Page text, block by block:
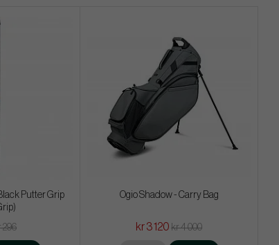
Putter Grip
296
Ogio Shadow - Carry Bag
kr 3 120 kr 4 000